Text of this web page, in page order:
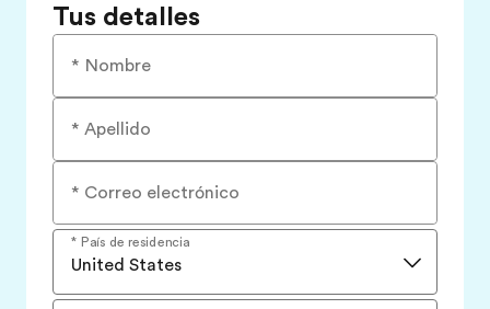
Tus detalles
* Nombre
* Apellido
* Correo electrónico
* País de residencia
United States